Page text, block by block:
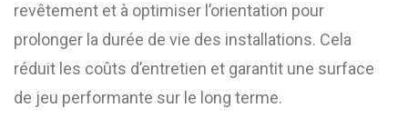
revêtement et à optimiser l’orientation pour
prolonger la durée de vie des installations. Cela
réduit les coûts d’entretien et garantit une surface
de jeu performante sur le long terme.